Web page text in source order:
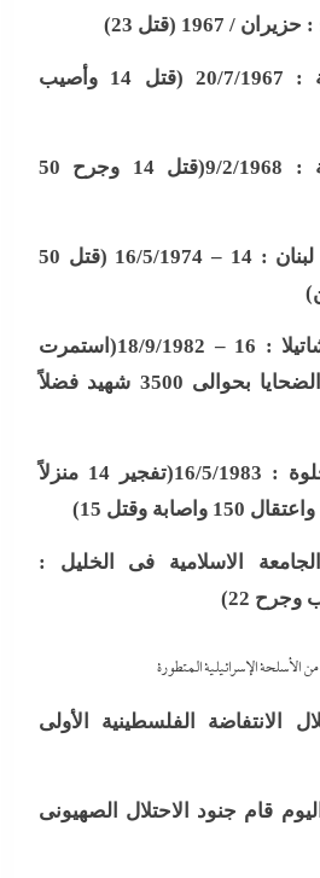
/ 1967 (قتل 23 )
مجزرة الكرامة : 20/7/1967 (قتل 14 وأصيب
مجزرة الكرامة : 9/2/1968(قتل 14 وجرح 50
مجزرة مخيمات لبنان : 14 – 16/5/1974 (قتل 50
)
مجزرة صبرا وشاتيلا : 16 – 18/9/1982(استمرت
ثلاثة أيام ويقدر عدد الضحايا بحوالى 3500 شهيد فضلاً
مجزرة عين الحلوة : 16/5/1983(تفجير 14 منزلاً
وقتل 15
)
الاسلامية فى الخليل :
)
الأسلحة الإسرائيلية المتطورة
الانتفاضة الفلسطينية الأولى
قام جنود الاحتلال الصهيونى